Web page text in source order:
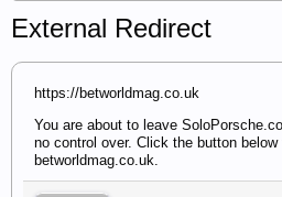
External Redirect
https://betworldmag.co.uk
You are about to leave
no control over. Click the button
betworldmag.co.uk.